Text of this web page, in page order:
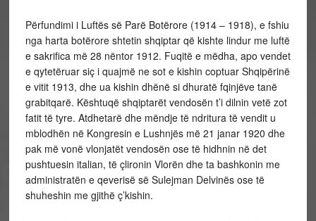
Përfundimi i Luftës së Parë Botërore (1914 – 1918), e fshiu
nga harta botërore shtetin shqiptar që kishte lindur me luftë
e sakrifica më 28 nëntor 1912. Fuqitë e mëdha, apo vendet
e qytetëruar siç i quajmë ne sot e kishin coptuar Shqipërinë
e vitit 1913, dhe ua kishin dhënë si dhuratë fqinjëve tanë
grabitqarë. Kështuqë shqiptarët vendosën t’i dilnin vetë zot
fatit të tyre. Atdhetarë dhe mëndje të ndritura të vendit u
mblodhën në Kongresin e Lushnjës më 21 janar 1920 dhe
pak më vonë vlonjatët vendosën ose të hidhnin në det
pushtuesin italian, të çlironin Vlorën dhe ta bashkonin me
administratën e qeverisë së Sulejman Delvinës ose të
shuheshin me gjithë ç’kishin.